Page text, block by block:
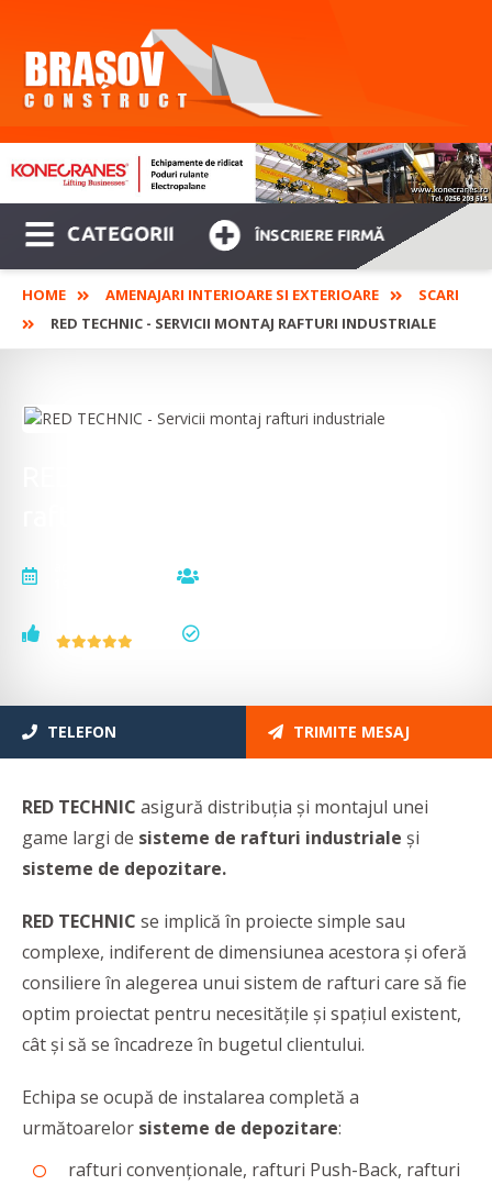
CATEGORII ÎNSCRIERE FIRMĂ
HOME AMENAJARI INTERIOARE SI EXTERIOARE
SCARI
RED TECHNIC - SERVICII MONTAJ RAFTURI INDUSTRIALE
TELEFON TRIMITE MESAJ
RED TECHNIC asigură distribuția și montajul unei
game largi de sisteme de rafturi industriale și
sisteme de depozitare.
RED TECHNIC se implică în proiecte simple sau
complexe, indiferent de dimensiunea acestora și oferă
consiliere în alegerea unui sistem de rafturi care să fie
optim proiectat pentru necesitățile și spațiul existent,
cât și să se încadreze în bugetul clientului.
Echipa se ocupă de instalarea completă a
următoarelor sisteme de depozitare:
rafturi convenționale, rafturi Push-Back, rafturi